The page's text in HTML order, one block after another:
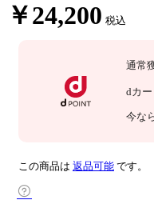
￥24,200 税込
通常
dカー
今な
この商品は 返品可能 です。